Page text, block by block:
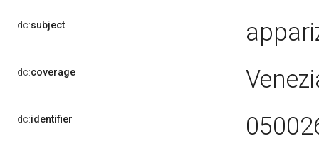
dc:subject
dc:coverage
dc:identifier